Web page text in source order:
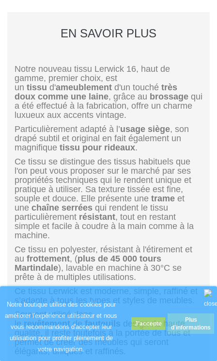
Notre boutique utilise des cookies pour
améliorer l'expérience utilisateur et nous
vous recommandons d'accepter leur
utilisation pour profiter pleinement de
votre navigation.
Plus
d'informations
EN SAVOIR PLUS
Notre nouveau tissu Lerwick 16, haut de
gamme, premier choix, est
un tissu d'ameublement d'un touché très
doux comme une laine, grâce au brossage qui
a été effectué à la fabrication, offre un charme
luxueux aux accents vintage.
Particulièrement adapté à l’usage siège, son
drapé subtil et original en fait également un
magnifique tissu pour rideaux.
Ce tissu se distingue des tissus habituels que
l'on peut vous proposer sur le marché par ses
propriétés techniques qui le rendent unique et
pratique à utiliser. Sa texture tissée est fine,
souple et douce. Elle présente une trame et
une chaîne serrées qui rendent le tissu
particulièrement résistant, tout en restant
simple et facile à coudre à la main comme à la
machine.
Ce tissu en polyester, résistant à l'étirement et
au frottement, (plus de 45 000 tours
Martindale), lavable en machine à 30°C se
prête à de multiples utilisations.
Ce tissu Lerwick est moderne, simple, raffiné et
s’adapte à tous les types et styles de meubles.
Souvent utilisé dans
lerevêtement defauteuils design de haute
qualité, il reste toutefois à la portée de tous et
permet de créer des meubles qui seront
élégants, uniques et raffinés.